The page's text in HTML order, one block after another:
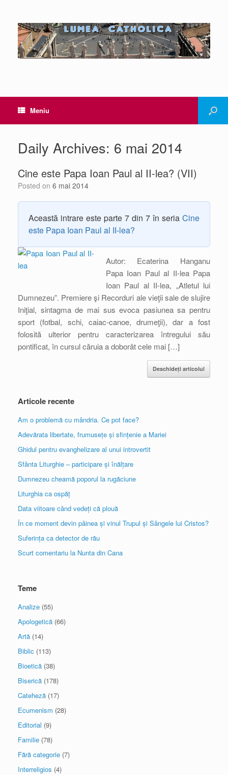
Meniu
Daily Archives: 6 mai 2014
Cine este Papa Ioan Paul al II-lea? (VII)
Posted on 6 mai 2014
Această intrare este parte 7 din 7 în seria Cine
este Papa Ioan Paul al II-lea?
Autor: Ecaterina Hanganu
Papa Ioan Paul al II-lea Papa
Ioan Paul al II-lea, „Atletul lui
Dumnezeu”. Premiere şi Recorduri ale vieţii sale de slujire
Iniţial, sintagma de mai sus evoca pasiunea sa pentru
sport (fotbal, schi, caiac-canoe, drumeţii), dar a fost
folosită ulterior pentru caracterizarea întregului său
pontificat, în cursul căruia a doborât cele mai […]
Deschideți articolul
Articole recente
Am o problemă cu mândria. Ce pot face?
Adevărata libertate, frumusețe și sfințenie a Mariei
Ghidul pentru evanghelizare al unui introvertit
Sfânta Liturghie – participare și înălțare
Dumnezeu cheamă poporul la rugăciune
Liturghia ca ospăț
Data viitoare când vedeți că plouă
În ce moment devin pâinea și vinul Trupul și Sângele lui Cristos?
Suferința ca detector de rău
Scurt comentariu la Nunta din Cana
Teme
Analize (55)
Apologetică (66)
Artă (14)
Biblic (113)
Bioetică (38)
Biserică (178)
Cateheză (17)
Ecumenism (28)
Editorial (9)
Familie (78)
Fără categorie (7)
Interreligios (4)